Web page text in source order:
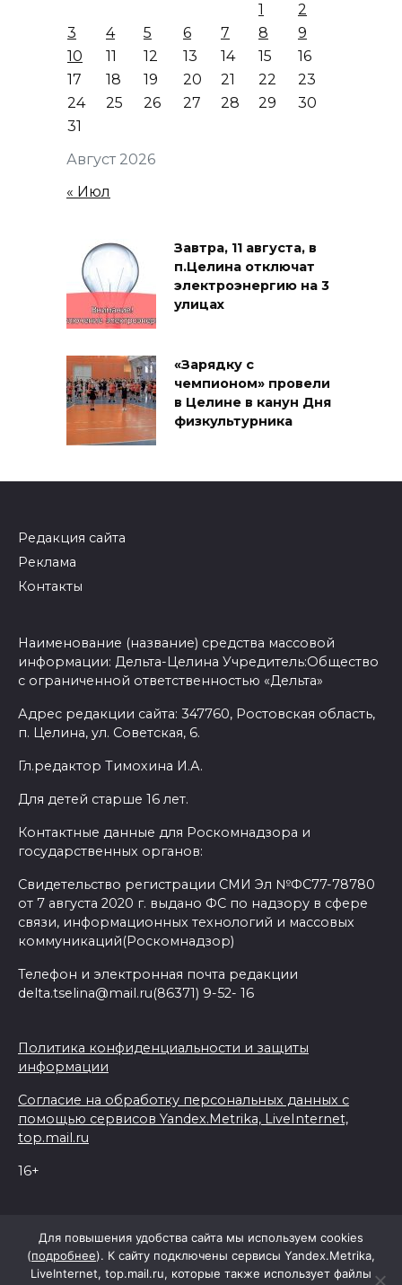
Август 2026
1
2
3
4 5 6 7 8
9
10
11 12 13 14 15
16
17
18 19 20 21 22
23
24
25 26 27 28 29
30
31
« Июл
Завтра, 11 августа, в
п.Целина отключат
электроэнергию на 3
улицах
«Зарядку с
чемпионом» провели
в Целине в канун Дня
физкультурника
Редакция сайта
Реклама
Контакты
Наименование (название) средства массовой
информации: Дельта-Целина Учредитель:Общество
с ограниченной ответственностью «Дельта»
Адрес редакции сайта: 347760, Ростовская область,
п. Целина, ул. Советская, 6.
Гл.редактор Тимохина И.А.
Для детей старше 16 лет.
Контактные данные для Роскомнадзора и
государственных органов:
Свидетельство регистрации СМИ Эл №ФС77-78780
от 7 августа 2020 г. выдано ФС по надзору в сфере
связи, информационных технологий и массовых
коммуникаций(Роскомнадзор)
Телефон и электронная почта редакции
delta.tselina@mail.ru(86371) 9-52- 16
Политика конфиденциальности и защиты
информации
Согласие на обработку персональных данных с
помощью сервисов Yandex.Metrika, LiveInternet,
top.mail.ru
16+
Для повышения удобства сайта мы используем cookies
(подробнее). К сайту подключены сервисы Yandex.Metrika,
LiveInternet, top.mail.ru, которые также использует файлы